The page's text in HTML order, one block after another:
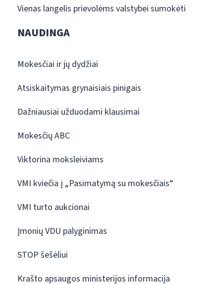
Vienas langelis prievolėms valstybei sumokėti
NAUDINGA
Mokesčiai ir jų dydžiai
Atsiskaitymas grynaisiais pinigais
Dažniausiai užduodami klausimai
Mokesčių ABC
Viktorina moksleiviams
VMI kviečia į „Pasimatymą su mokesčiais“
VMI turto aukcionai
Įmonių VDU palyginimas
STOP šešėliui
Krašto apsaugos ministerijos informacija